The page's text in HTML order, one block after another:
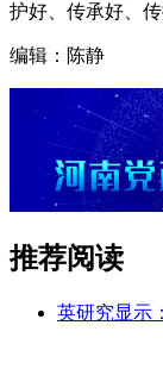
护好、传承好、
编辑：陈静
推荐阅读
英研究显示